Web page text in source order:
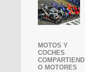
MOTOS Y
COCHES
COMPARTIEND
O MOTORES